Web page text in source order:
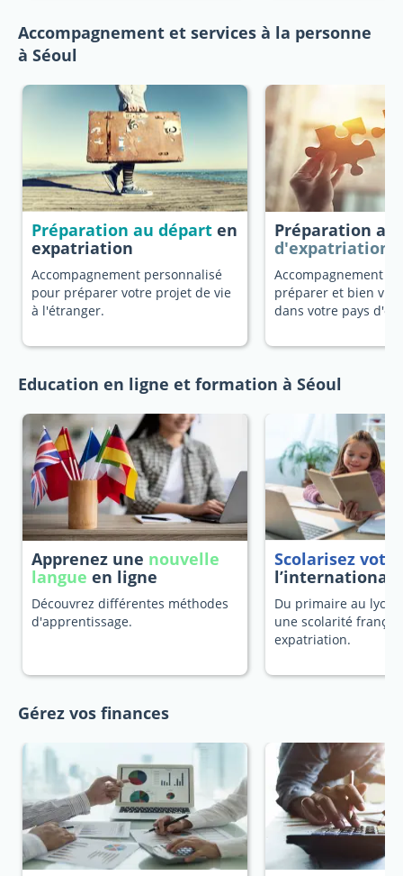
Accompagnement et services à la personne
à Séoul
Préparation au départ en
expatriation
Accompagnement personnalisé
pour préparer votre projet de vie
à l'étranger.
Préparation au
d'expatriation
Accompagnement
préparer et bien
dans votre pays
Education en ligne et formation à Séoul
Apprenez une nouvelle
langue en ligne
Découvrez différentes méthodes
d'apprentissage.
Scolarisez
l’international
Du primaire au
une scolarité
expatriation.
Gérez vos finances